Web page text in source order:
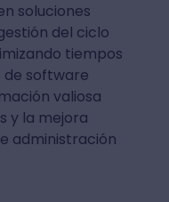
soluciones
del ciclo
tiempos
de software
valiosa
y la mejora
administración